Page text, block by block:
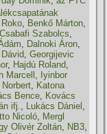
Benkő Márton
Csabafi Szabolcs
Dalnoki Áron
,Georgijevic
, Hajdú Roland
Marcell
Iyinbor
Norbert
Katona
Bence
Kovács
ifj. Lukács Dániel
Nicoló
Mergl
Olivér Zoltán NB3